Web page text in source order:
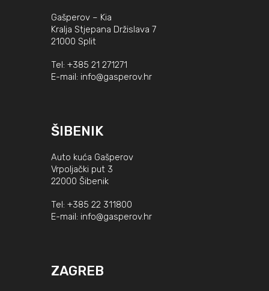
Gašperov – Kia
Kralja Stjepana Držislava 7
21000 Split
Tel: +385 21 271271
E-mail: info@gasperov.hr
ŠIBENIK
Auto kuća Gašperov
Vrpoljački put 3
22000 Šibenik
Tel: +385 22 311800
E-mail: info@gasperov.hr
ZAGREB